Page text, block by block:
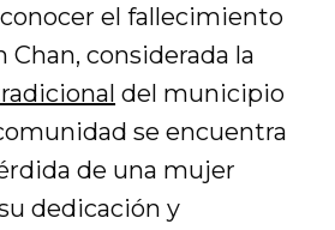
el fallecimiento
Chan, considerada la
del municipio
se encuentra
de una mujer
dedicación y